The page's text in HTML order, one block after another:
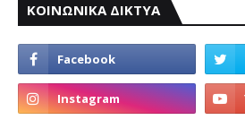
ΚΟΙΝΩΝΙΚΑ ΔΙΚΤΥΑ